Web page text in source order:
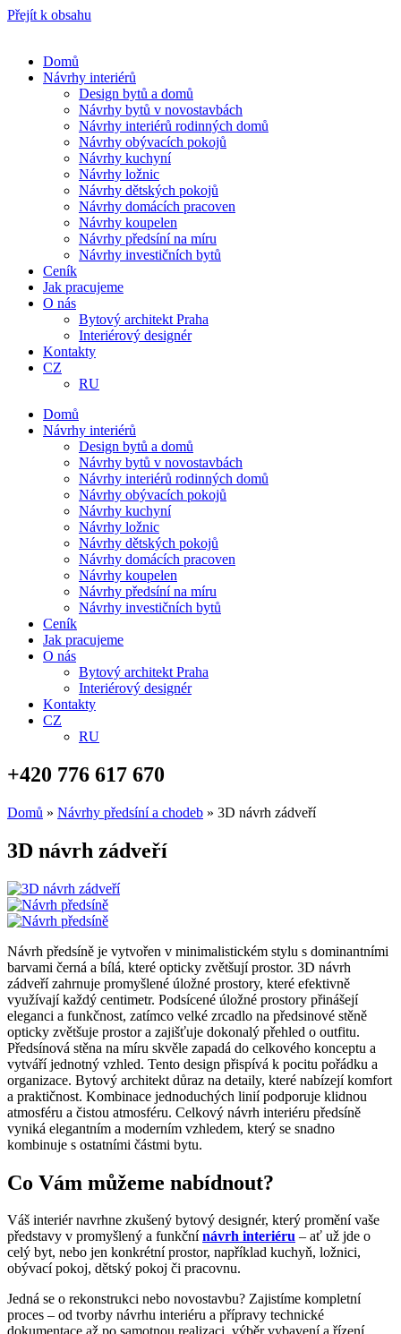
Přejít k obsahu
Domů
Návrhy interiérů
Design bytů a domů
Návrhy bytů v novostavbách
Návrhy interiérů rodinných domů
Návrhy obývacích pokojů
Návrhy kuchyní
Návrhy ložnic
Návrhy dětských pokojů
Návrhy domácích pracoven
Návrhy koupelen
Návrhy předsíní na míru
Návrhy investičních bytů
Ceník
Jak pracujeme
O nás
Bytový architekt Praha
Interiérový designér
Kontakty
CZ
RU
Domů
Návrhy interiérů
Design bytů a domů
Návrhy bytů v novostavbách
Návrhy interiérů rodinných domů
Návrhy obývacích pokojů
Návrhy kuchyní
Návrhy ložnic
Návrhy dětských pokojů
Návrhy domácích pracoven
Návrhy koupelen
Návrhy předsíní na míru
Návrhy investičních bytů
Ceník
Jak pracujeme
O nás
Bytový architekt Praha
Interiérový designér
Kontakty
CZ
RU
+420 776 617 670
Domů » Návrhy předsíní a chodeb » 3D návrh zádveří
3D návrh zádveří
Návrh předsíně je vytvořen v minimalistickém stylu s dominantními
barvami černá a bílá, které opticky zvětšují prostor. 3D návrh
zádveří zahrnuje promyšlené úložné prostory, které efektivně
využívají každý centimetr. Podsícené úložné prostory přinášejí
eleganci a funkčnost, zatímco velké zrcadlo na předsinové stěně
opticky zvětšuje prostor a zajišťuje dokonalý přehled o outfitu.
Předsínová stěna na míru skvěle zapadá do celkového konceptu a
vytváří jednotný vzhled. Tento design přispívá k pocitu pořádku a
organizace. Bytový architekt důraz na detaily, které nabízejí komfort
a praktičnost. Kombinace jednoduchých linií podporuje klidnou
atmosféru a čistou atmosféru. Celkový návrh interiéru předsíně
vyniká elegantním a moderním vzhledem, který se snadno
kombinuje s ostatními částmi bytu.
Co Vám můžeme nabídnout?
Váš interiér navrhne zkušený bytový designér, který promění vaše
představy v promyšlený a funkčnínávrh interiéru – ať už jde o
celý byt, nebo jen konkrétní prostor, například kuchyň, ložnici,
obývací pokoj, dětský pokoj či pracovnu.
Jedná se o rekonstrukci nebo novostavbu? Zajistíme kompletní
proces – od tvorby návrhu interiéru a přípravy technické